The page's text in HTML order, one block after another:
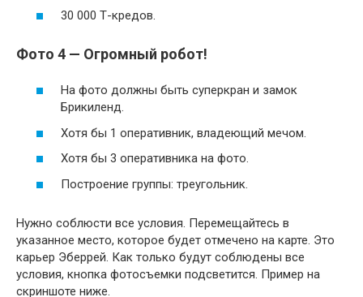
30 000 Т-кредов.
Фото 4 — Огромный робот!
На фото должны быть суперкран и замок
Брикиленд.
Хотя бы 1 оперативник, владеющий мечом.
Хотя бы 3 оперативника на фото.
Построение группы: треугольник.
Нужно соблюсти все условия. Перемещайтесь в
указанное место, которое будет отмечено на карте. Это
карьер Эберрей. Как только будут соблюдены все
условия, кнопка фотосъемки подсветится. Пример на
скриншоте ниже.